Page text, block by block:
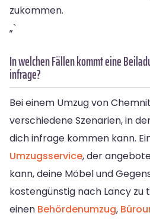
zukommen.
„`
In welchen Fällen kommt eine
infrage?
Bei einem Umzug von
verschiedene Szenarien, in
dich infrage kommen kann.
Umzugsservice, der
kann, deine Möbel und
kostengünstig nach Lancy zu
einen Behördenumzug,